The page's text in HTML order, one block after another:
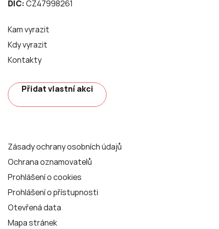
DIČ:CZ47998261
Kam vyrazit
Kdy vyrazit
Kontakty
Přidat vlastní akci
Zásady ochrany osobních údajů
Ochrana oznamovatelů
Prohlášení o cookies
Prohlášení o přístupnosti
Otevřená data
Mapa stránek